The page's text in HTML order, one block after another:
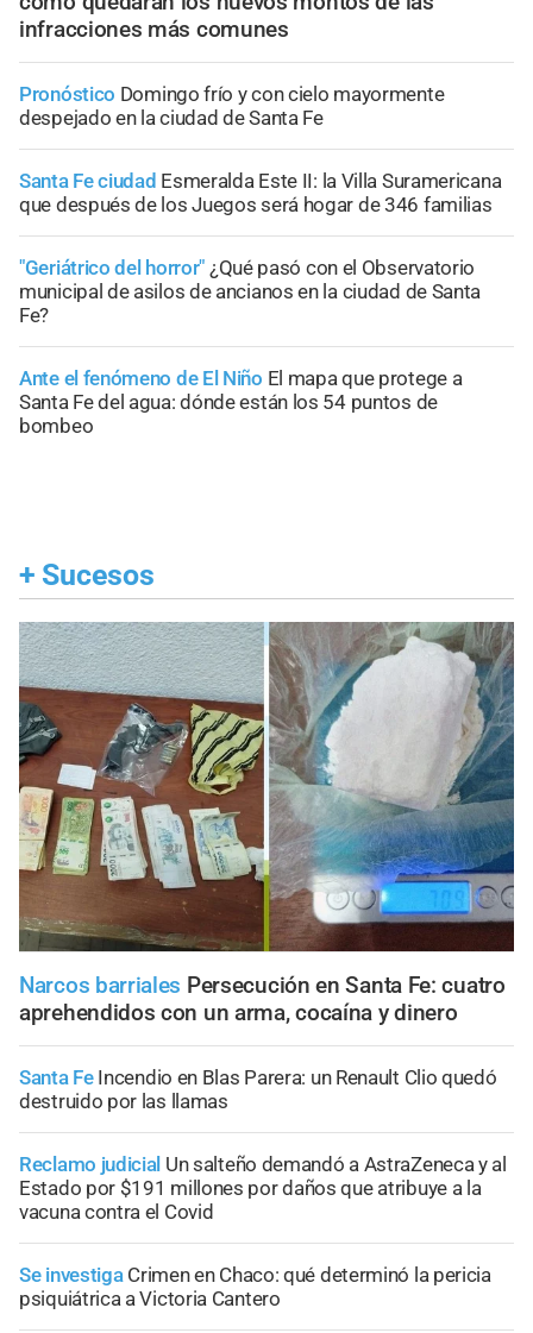
infracciones más comunes
Pronóstico Domingo frío y con cielo mayormente
despejado en la ciudad de Santa Fe
Santa Fe ciudad Esmeralda Este II: la Villa Suramericana
que después de los Juegos será hogar de 346 familias
"Geriátrico del horror" ¿Qué pasó con el Observatorio
municipal de asilos de ancianos en la ciudad de Santa
Fe?
Ante el fenómeno de El Niño El mapa que protege a
Santa Fe del agua: dónde están los 54 puntos de
bombeo
+ Sucesos
Narcos barriales Persecución en Santa Fe: cuatro
aprehendidos con un arma, cocaína y dinero
Santa Fe Incendio en Blas Parera: un Renault Clio quedó
destruido por las llamas
Reclamo judicial Un salteño demandó a AstraZeneca y al
Estado por $191 millones por daños que atribuye a la
vacuna contra el Covid
Se investiga Crimen en Chaco: qué determinó la pericia
psiquiátrica a Victoria Cantero